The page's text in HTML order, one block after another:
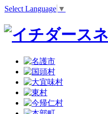
Select Language ▼